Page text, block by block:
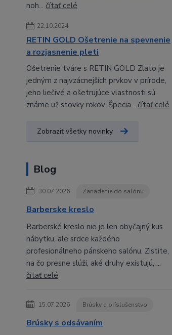
noh... čítať celé
22.10.2024
RETIN GOLD Ošetrenie na spevnenie
a rozjasnenie pleti
Ošetrenie tváre s RETIN GOLD Zlato je
jedným z najvzácnejších prvkov v prírode,
jeho liečivé a ošetrujúce vlastnosti sú
známe už stovky rokov. Špecia... čítať celé
Zobraziť všetky novinky
Blog
30.07.2026 Zariadenie do salónu
Barberske kreslo
Barberské kreslo nie je len obyčajný kus
nábytku, ale srdce každého
profesionálneho pánskeho salónu. Zistite,
na čo presne slúži, aké druhy existujú, ...
čítať celé
15.07.2026 Brúsky a príslušenstvo
Brúsky s odsávaním